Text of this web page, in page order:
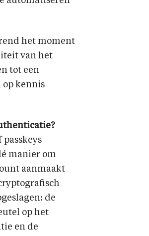
het moment
van het
tot een
op kennis
manier om
aanmaakt
de
op het
en de